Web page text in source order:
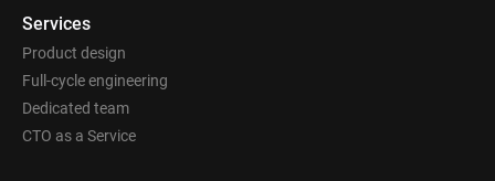
Services
Product design
Full-cycle engineering
Dedicated team
CTO as a Service